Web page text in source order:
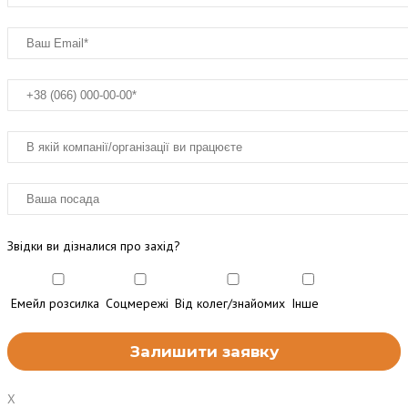
Звідки ви дізналися про захід?
Емейл розсилка Соцмережі Від колег/знайомих Інше
X